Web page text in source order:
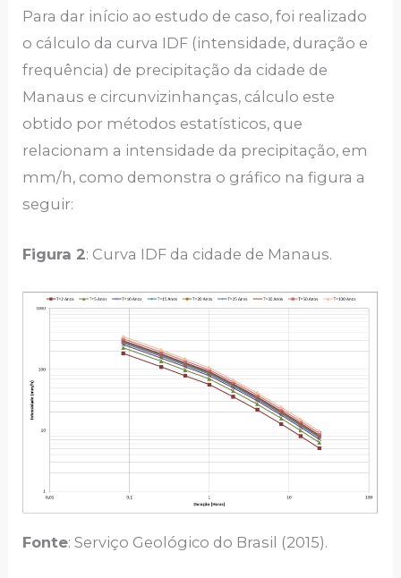
Para dar início ao estudo de caso, foi realizado
o cálculo da curva IDF (intensidade, duração e
frequência) de precipitação da cidade de
Manaus e circunvizinhanças, cálculo este
obtido por métodos estatísticos, que
relacionam a intensidade da precipitação, em
mm/h, como demonstra o gráfico na figura a
seguir:
Figura 2: Curva IDF da cidade de Manaus.
Fonte: Serviço Geológico do Brasil (2015).